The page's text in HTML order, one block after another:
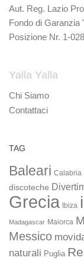
Aut. Reg. Lazio
Fondo di Garanzia
Posizione Nr. 1-
Yalla Yalla
Chi Siamo
Contattaci
TAG
Baleari Calabria
discoteche
Grecia Ibiza
Madagascar Maiorca
Messico
naturali Puglia